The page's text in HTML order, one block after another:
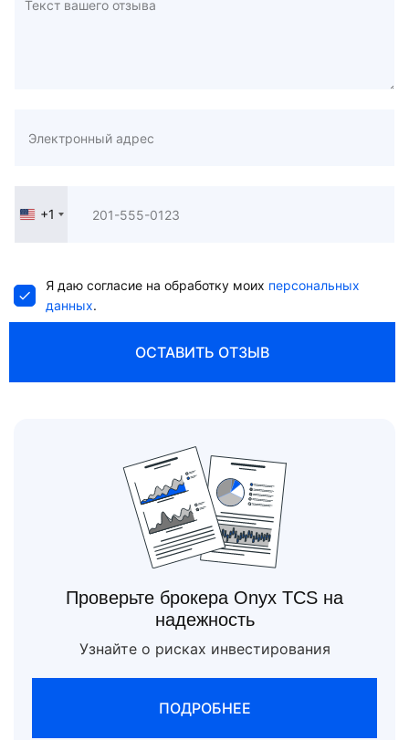
United
+1
Я даю согласие на обработку моих персональных
данных.
ОСТАВИТЬ ОТЗЫВ
Проверьте брокера Onyx TCS на
надежность
Узнайте о рисках инвестирования
ПОДРОБНЕЕ